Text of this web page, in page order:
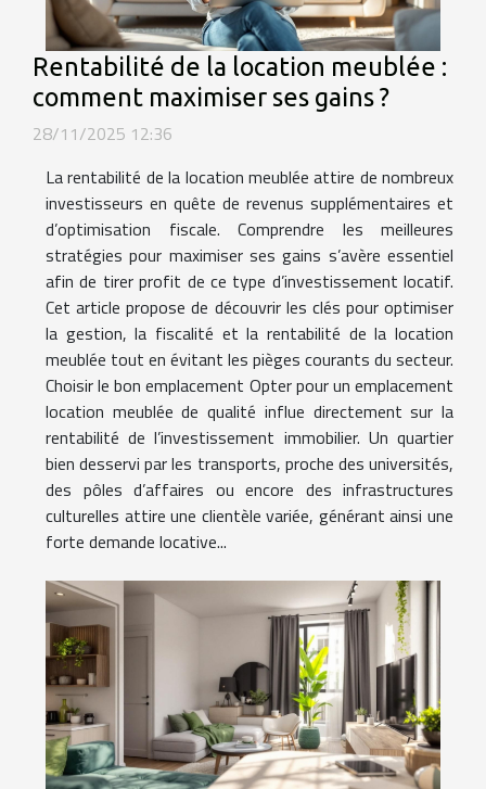
Rentabilité de la location meublée :
comment maximiser ses gains ?
28/11/2025 12:36
La rentabilité de la location meublée attire de nombreux
investisseurs en quête de revenus supplémentaires et
d’optimisation fiscale. Comprendre les meilleures
stratégies pour maximiser ses gains s’avère essentiel
afin de tirer profit de ce type d’investissement locatif.
Cet article propose de découvrir les clés pour optimiser
la gestion, la fiscalité et la rentabilité de la location
meublée tout en évitant les pièges courants du secteur.
Choisir le bon emplacement Opter pour un emplacement
location meublée de qualité influe directement sur la
rentabilité de l’investissement immobilier. Un quartier
bien desservi par les transports, proche des universités,
des pôles d’affaires ou encore des infrastructures
culturelles attire une clientèle variée, générant ainsi une
forte demande locative...